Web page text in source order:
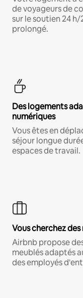
de voyageurs de
sur le soutien 24
prolongé.
Des logements
numériques
Vous êtes en
séjour longue
espaces de travail.
Vous cherchez
Airbnb propose
meublés adaptés
des employés